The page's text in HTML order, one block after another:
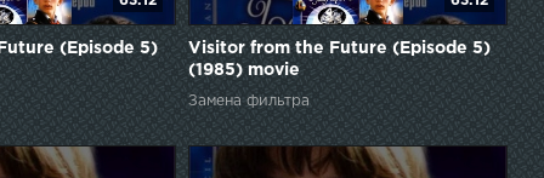
(Episode 5)
Visitor from the Future (Episode 5)
(1985) movie
Замена фильтра